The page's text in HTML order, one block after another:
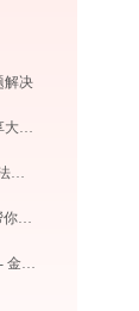
解决
迷你世界电脑版免费下载安装指南：畅享大屏沙盒创造与联机乐趣
Win10如何彻底永久关闭自动更新 5种方法教你永久关闭win10自动更新
联想M7208打印机无法连接？金山毒霸帮你解决！
京瓷M5021cdn打印机连接问题解决方法 - 金山毒霸